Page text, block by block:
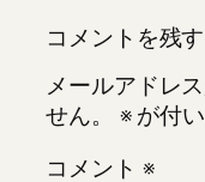
コメントを残す
メールアドレ
せん。
※が付
コメント ※